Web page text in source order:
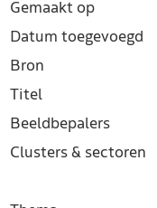
Gemaakt op
Datum toegevoegd
Bron
Titel
Beeldbepalers
Clusters & sectoren